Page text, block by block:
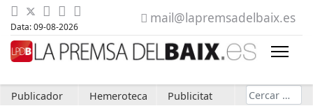
Data: 09-08-2026
mail@lapremsadelbaix.es
Publicador Hemeroteca Publicitat Cerca